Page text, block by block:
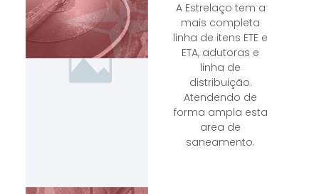
A Estrelaço tem a
mais completa
linha de itens ETE e
ETA, adutoras e
linha de
distribuição.
Atendendo de
forma ampla esta
area de
saneamento.